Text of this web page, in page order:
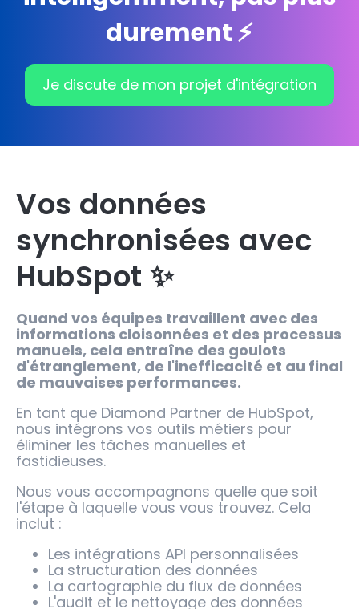
durement ⚡️
Je discute de mon projet d'intégration
Vos données
synchronisées avec
HubSpot ✨
Quand vos équipes travaillent avec des
informations cloisonnées et des processus
manuels, cela entraîne des goulots
d'étranglement, de l'inefficacité et au final
de mauvaises performances.
En tant que Diamond Partner de HubSpot,
nous intégrons vos outils métiers pour
éliminer les tâches manuelles et
fastidieuses.
Nous vous accompagnons quelle que soit
l'étape à laquelle vous vous trouvez. Cela
inclut :
Les intégrations API personnalisées
La structuration des données
La cartographie du flux de données
L'audit et le nettoyage des données